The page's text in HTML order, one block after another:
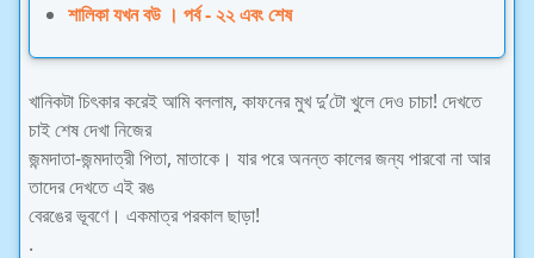
শালিকা যখন বউ । পর্ব - ২২ এবং শেষ
খানিকটা চিৎকার করেই আমি বললাম, কাফনের মুখ দু’টো খুলে দেও চাচা! দেখতে
চাই শেষ দেখা নিজের
জন্মদাতা-জন্মদাত্রী পিতা, মাতাকে। যার পরে অনন্ত কালের জন্য পারবো না আর
তাদের দেখতে এই রঙ
বেরঙের ভূবণে। একমাত্র পরকাল ছাড়া!
.